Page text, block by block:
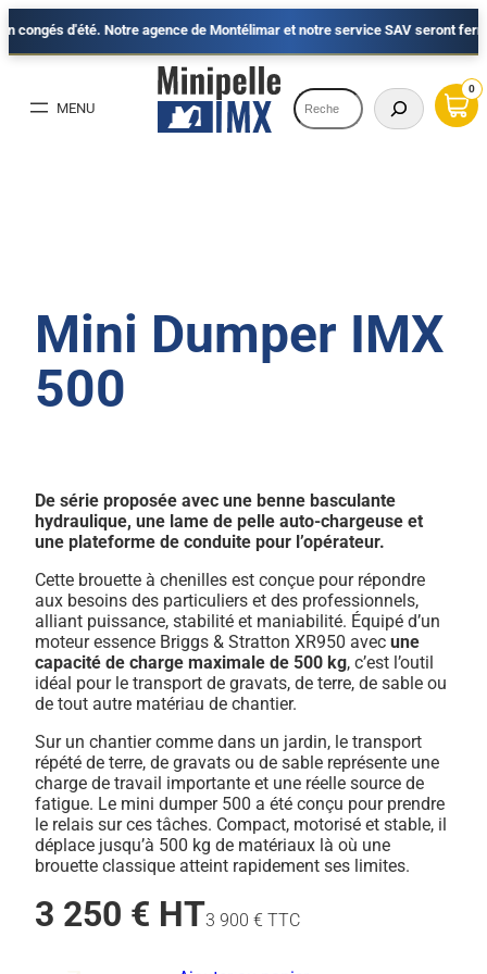
d'été. Notre agence de Montélimar et notre service SAV seront fermés du
Aller
contenu
Recherche 0
Mini Dumper IMX
500
De série proposée avec une benne basculante
hydraulique, une lame de pelle auto-chargeuse et
une plateforme de conduite pour l’opérateur.
Cette brouette à chenilles est conçue pour répondre
aux besoins des particuliers et des professionnels,
alliant puissance, stabilité et maniabilité. Équipé d’un
moteur essence Briggs & Stratton XR950 avec une
capacité de charge maximale de 500 kg, c’est l’outil
idéal pour le transport de gravats, de terre, de sable ou
de tout autre matériau de chantier.
Sur un chantier comme dans un jardin, le transport
répété de terre, de gravats ou de sable représente une
charge de travail importante et une réelle source de
fatigue. Le mini dumper 500 a été conçu pour prendre
le relais sur ces tâches. Compact, motorisé et stable, il
déplace jusqu’à 500 kg de matériaux là où une
brouette classique atteint rapidement ses limites.
3 250 € HT3 900 € TTC